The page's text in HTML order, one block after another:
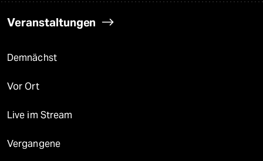
Veranstaltungen
Demnächst
Vor Ort
Live im Stream
Vergangene